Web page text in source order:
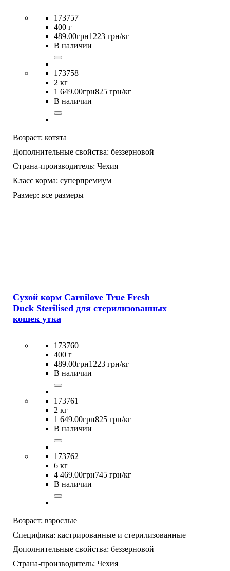
173757
400 г
489.00грн1223 грн/кг
В наличии
173758
2 кг
1 649.00грн825 грн/кг
В наличии
Возраст: котята
Дополнительные свойства: беззерновой
Страна-производитель: Чехия
Класс корма: суперпремиум
Размер: все размеры
Сухой корм Carnilove True Fresh
Duck Sterilised для стерилизованных
кошек утка
173760
400 г
489.00грн1223 грн/кг
В наличии
173761
2 кг
1 649.00грн825 грн/кг
В наличии
173762
6 кг
4 469.00грн745 грн/кг
В наличии
Возраст: взрослые
Специфика: кастрированные и стерилизованные
Дополнительные свойства: беззерновой
Страна-производитель: Чехия